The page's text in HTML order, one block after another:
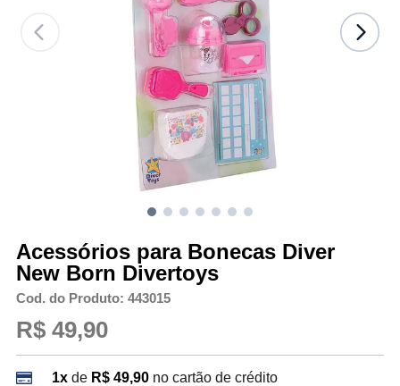
Acessórios para Bonecas Diver
New Born Divertoys
Cod. do Produto: 443015
R$ 49,90
1xde R$ 49,90 no cartão de crédito